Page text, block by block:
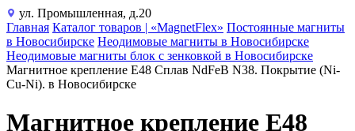
ул. Промышленная, д.20
Главная Каталог товаров | «MagnetFlex» Постоянные магниты
в Новосибирске Неодимовые магниты в Новосибирске
Неодимовые магниты блок с зенковкой в Новосибирске
Магнитное крепление E48 Сплав NdFeB N38. Покрытие (Ni-
Cu-Ni). в Новосибирске
Магнитное крепление E48